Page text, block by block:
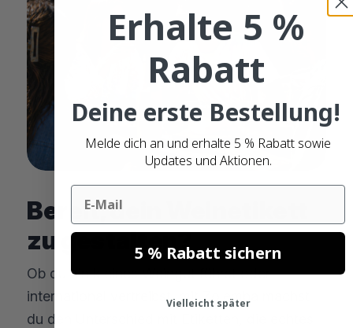
Bereit, dein Weinetikett
zu gestalten?
Ob du ein kleines Weingut führst oder
international vertreibst, mit Zolemba machst
du den Unterschied mit Etiketten, die echtes
Erhalte 5 %
Rabatt
Deine erste Bestellung!
Melde dich an und erhalte 5 % Rabatt sowie
Updates und Aktionen.
Email
5 % Rabatt sichern
Vielleicht später